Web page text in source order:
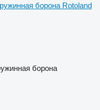
борона Rotoland
борона